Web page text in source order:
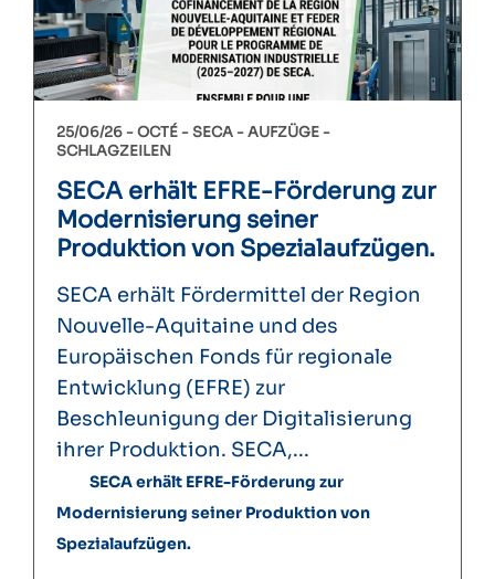
25/06/26 -OCTÉ SECA
AUFZÜGE
SCHLAGZEILEN
SECA erhält EFRE-Förderung zur
Modernisierung seiner
Produktion von Spezialaufzügen.
SECA erhält Fördermittel der Region
Nouvelle-Aquitaine und des
Europäischen Fonds für regionale
Entwicklung (EFRE) zur
Beschleunigung der Digitalisierung
ihrer Produktion. SECA,...
SECA erhält EFRE-Förderung zur
Modernisierung seiner Produktion von
Spezialaufzügen.